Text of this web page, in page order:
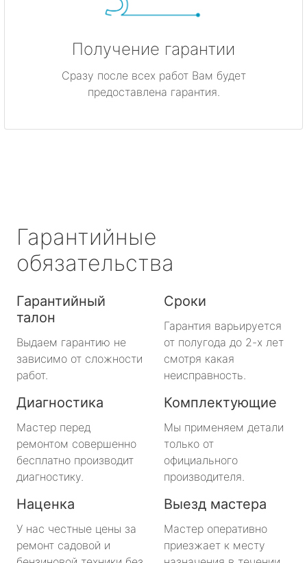
Получение гарантии
Сразу после всех работ Вам будет
предоставлена гарантия.
Гарантийные
обязательства
Гарантийный
талон
Выдаем гарантию не
зависимо от сложности
работ.
Сроки
Гарантия варьируется
от полугода до 2-х лет
смотря какая
неисправность.
Диагностика
Мастер перед
ремонтом совершенно
бесплатно производит
диагностику.
Комплектующие
Мы применяем детали
только от
официального
производителя.
Наценка
У нас честные цены за
ремонт садовой и
Выезд мастера
Мастер оперативно
приезжает к месту